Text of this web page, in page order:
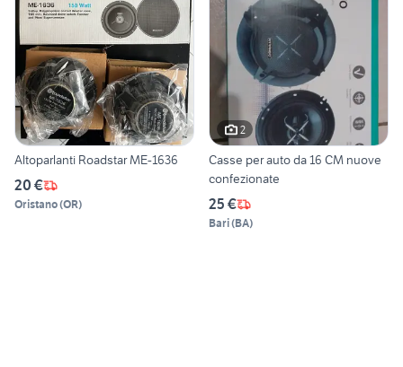
Altoparlanti Roadstar ME-1636
20 €
Oristano(OR)
2
Casse per auto da 16 CM nuove
confezionate
25 €
Bari(BA)